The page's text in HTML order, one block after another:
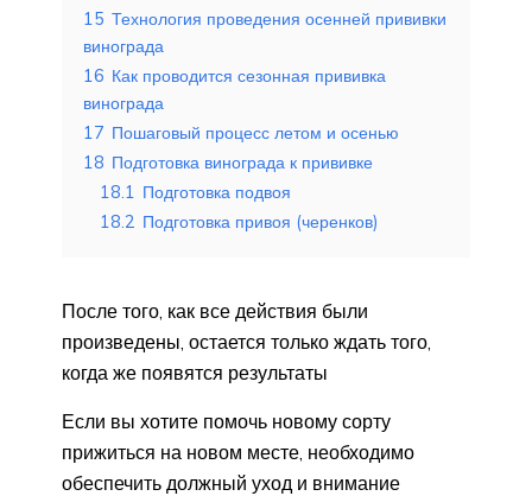
15 Технология проведения осенней прививки
винограда
16 Как проводится сезонная прививка
винограда
17 Пошаговый процесс летом и осенью
18 Подготовка винограда к прививке
18.1 Подготовка подвоя
18.2 Подготовка привоя (черенков)
После того, как все действия были
произведены, остается только ждать того,
когда же появятся результаты
Если вы хотите помочь новому сорту
прижиться на новом месте, необходимо
обеспечить должный уход и внимание